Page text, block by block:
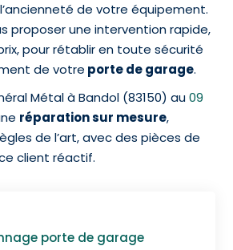
de votre équipement.
proposer une intervention rapide,
pour rétablir en toute sécurité
de votre porte de garage.
Métal à Bandol (83150) au09
réparation sur mesure,
de l’art, avec des pièces de
client réactif.
porte de garage